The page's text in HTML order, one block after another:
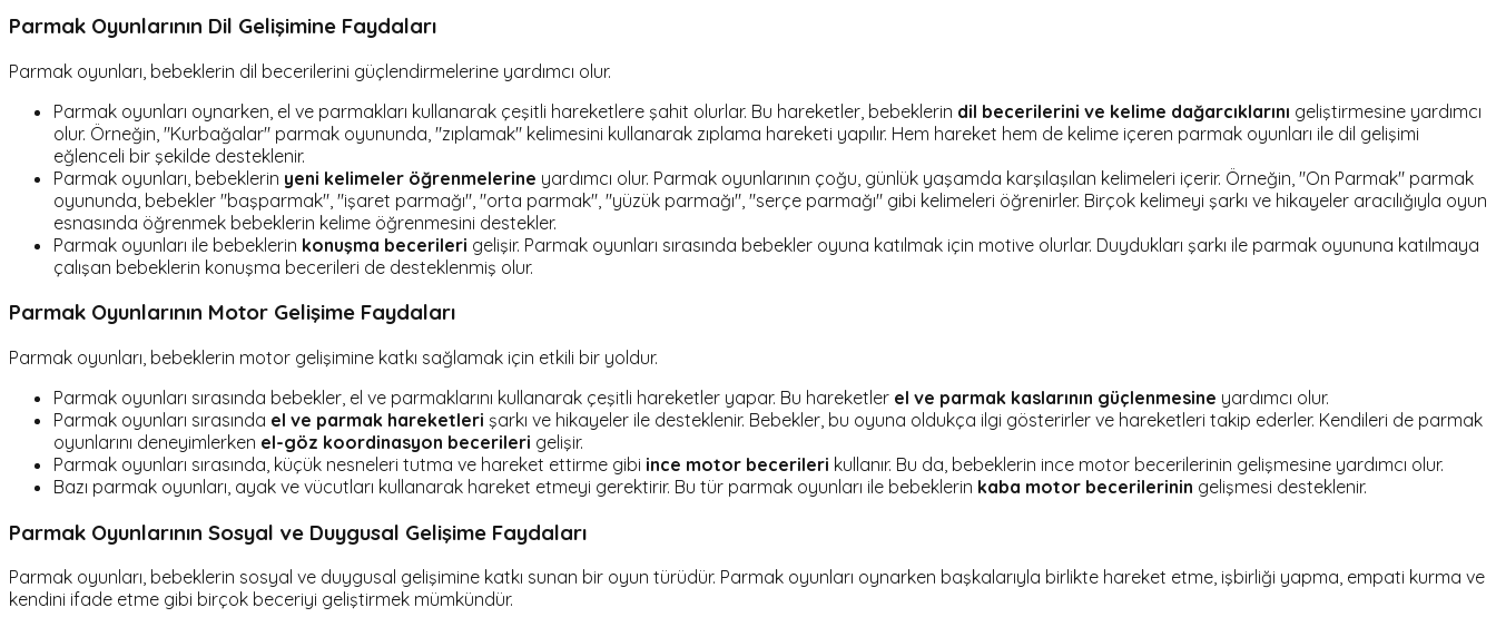
Parmak Oyunlarının Dil Gelişimine Faydaları
Parmak oyunları, bebeklerin dil becerilerini güçlendirmelerine yardımcı olur.
Parmak oyunları oynarken, el ve parmakları kullanarak çeşitli hareketlere şahit olurlar. Bu hareketler, bebeklerin dil becerilerini ve kelime dağarcıklarını geliştirmesine yardımcı
olur. Örneğin, "Kurbağalar" parmak oyununda, "zıplamak" kelimesini kullanarak zıplama hareketi yapılır. Hem hareket hem de kelime içeren parmak oyunları ile dil gelişimi
eğlenceli bir şekilde desteklenir.
Parmak oyunları, bebeklerin yeni kelimeler öğrenmelerine yardımcı olur. Parmak oyunlarının çoğu, günlük yaşamda karşılaşılan kelimeleri içerir. Örneğin, "On Parmak" parmak
oyununda, bebekler "başparmak", "işaret parmağı", "orta parmak", "yüzük parmağı", "serçe parmağı" gibi kelimeleri öğrenirler. Birçok kelimeyi şarkı ve hikayeler aracılığıyla oyun
esnasında öğrenmek bebeklerin kelime öğrenmesini destekler.
Parmak oyunları ile bebeklerin konuşma becerileri gelişir. Parmak oyunları sırasında bebekler oyuna katılmak için motive olurlar. Duydukları şarkı ile parmak oyununa katılmaya
çalışan bebeklerin konuşma becerileri de desteklenmiş olur.
Parmak Oyunlarının Motor Gelişime Faydaları
Parmak oyunları, bebeklerin motor gelişimine katkı sağlamak için etkili bir yoldur.
Parmak oyunları sırasında bebekler, el ve parmaklarını kullanarak çeşitli hareketler yapar. Bu hareketler el ve parmak kaslarının güçlenmesine yardımcı olur.
Parmak oyunları sırasında el ve parmak hareketleri şarkı ve hikayeler ile desteklenir. Bebekler, bu oyuna oldukça ilgi gösterirler ve hareketleri takip ederler. Kendileri de parmak
oyunlarını deneyimlerken el-göz koordinasyon becerileri gelişir.
Parmak oyunları sırasında, küçük nesneleri tutma ve hareket ettirme gibi ince motor becerileri kullanır. Bu da, bebeklerin ince motor becerilerinin gelişmesine yardımcı olur.
Bazı parmak oyunları, ayak ve vücutları kullanarak hareket etmeyi gerektirir. Bu tür parmak oyunları ile bebeklerin kaba motor becerilerinin gelişmesi desteklenir.
Parmak Oyunlarının Sosyal ve Duygusal Gelişime Faydaları
Parmak oyunları, bebeklerin sosyal ve duygusal gelişimine katkı sunan bir oyun türüdür. Parmak oyunları oynarken başkalarıyla birlikte hareket etme, işbirliği yapma, empati kurma ve
kendini ifade etme gibi birçok beceriyi geliştirmek mümkündür.